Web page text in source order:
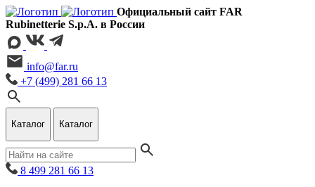
Официальный сайт FAR
Rubinetterie S.p.A. в России
info@far.ru
+7 (499) 281 66 13
Каталог Каталог
8 499 281 66 13